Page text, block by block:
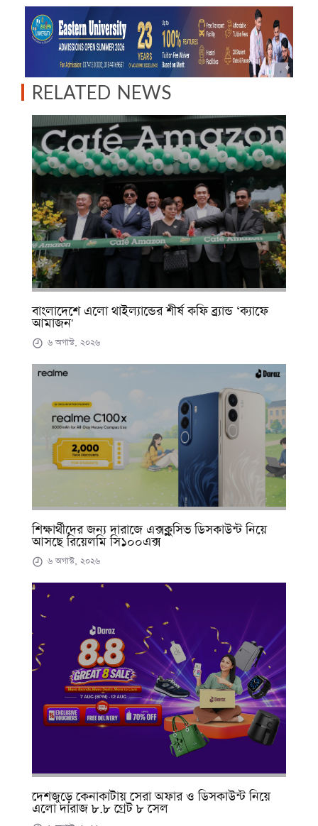
RELATED NEWS
বাংলাদেশে এলো থাইল্যান্ডের শীর্ষ কফি ব্র্যান্ড ‘ক্যাফে
আমাজন'
৬ অগাস্ট, ২০২৬
শিক্ষার্থীদের জন্য দারাজে এক্সক্লুসিভ ডিসকাউন্ট নিয়ে
আসছে রিয়েলমি সি১০০এক্স
৬ অগাস্ট, ২০২৬
দেশজুড়ে কেনাকাটায় সেরা অফার ও ডিসকাউন্ট নিয়ে
এলো দারাজ ৮.৮ গ্রেট ৮ সেল